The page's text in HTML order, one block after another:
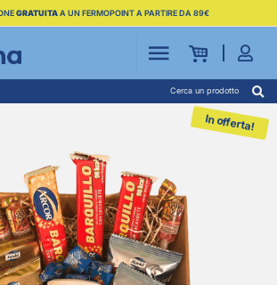
GRATUITAA UN FERMOPOINT A PARTIRE DA 89€
Cerca un prodotto
In offerta!